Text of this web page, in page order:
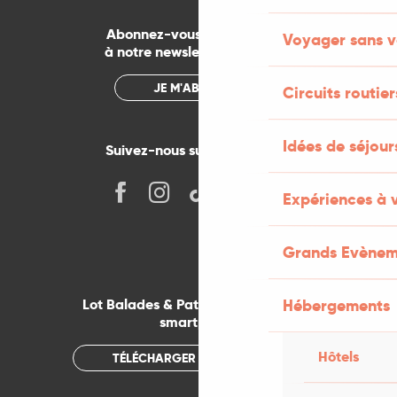
Voyager sans
Circuits
Idées de
Expériences à
Grands
Hébergements
Hôtels
Abonnez-vous gratuitement
à notre newsletter mensuelle
JE M'ABONNE
Suivez-nous sur les réseaux !
Lot Balades & Patrimoines sur votre
smartphone
TÉLÉCHARGER L'APPLICATION